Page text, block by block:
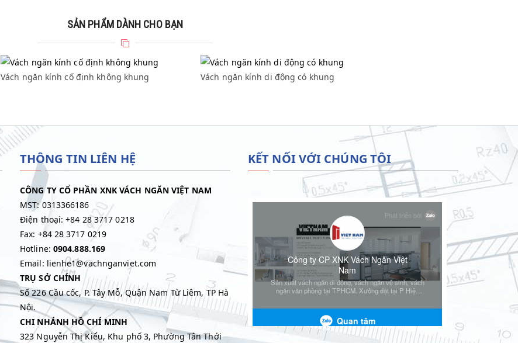
SẢN PHẨM DÀNH CHO BẠN
Vách ngăn kính cố định không khung
Vách ngăn kính cố định không khung
Vách ngăn kính di động có khung
Vách ngăn kính di động có khung
THÔNG TIN LIÊN HỆ
CÔNG TY CỔ PHẦN XNK VÁCH NGĂN VIỆT NAM
MST: 0313366186
Điện thoại: +84 28 3717 0218
Fax: +84 28 3717 0219
Hotline: 0904.888.169
Email: lienhe1@vachnganviet.com
TRỤ SỞ CHÍNH
Số 226 Cầu cốc, P. Tây Mỗ, Quận Nam Từ Liêm, TP Hà
Nội.
CHI NHÁNH HỒ CHÍ MINH
323 Nguyễn Thị Kiểu, Khu phố 3, Phường Tân Thới
KẾT NỐI VỚI CHÚNG TÔI